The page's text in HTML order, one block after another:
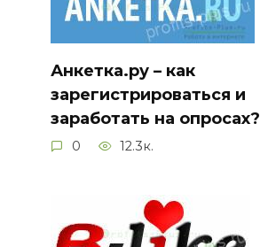
Анкетка.ру – как
зарегистрироваться и
заработать на опросах?
0 12.3к.